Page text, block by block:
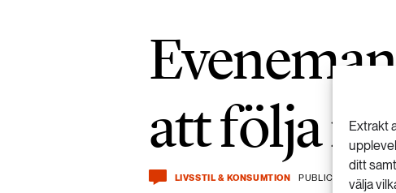
Extrakt
ditt
välja
att följa
LIVSSTIL & KONSUMTION PUBLICERAD 15